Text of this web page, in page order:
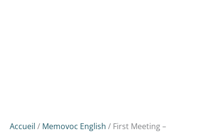
Accueil / Memovoc English / First Meeting –